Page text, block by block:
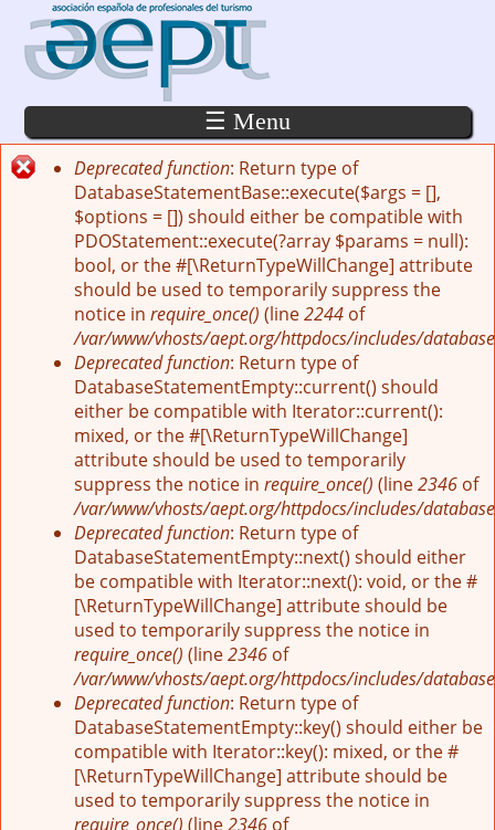
Pasar al contenido principal
☰ Menu
Mensaje de error
Deprecated function: Return type of
DatabaseStatementBase::execute($args = [],
$options = []) should either be compatible with
PDOStatement::execute(?array $params = null):
bool, or the #[\ReturnTypeWillChange] attribute
should be used to temporarily suppress the
notice in require_once() (line2244 of
/var/www/vhosts/aept.org/httpdocs/includes/
Deprecated function: Return type of
DatabaseStatementEmpty::current() should
either be compatible with Iterator::current():
mixed, or the #[\ReturnTypeWillChange]
attribute should be used to temporarily
suppress the notice in require_once() (line2346 of
/var/www/vhosts/aept.org/httpdocs/includes/
Deprecated function: Return type of
DatabaseStatementEmpty::next() should either
be compatible with Iterator::next(): void, or the #
[\ReturnTypeWillChange] attribute should be
used to temporarily suppress the notice in
require_once() (line2346 of
/var/www/vhosts/aept.org/httpdocs/includes/
Deprecated function: Return type of
DatabaseStatementEmpty::key() should either be
compatible with Iterator::key(): mixed, or the #
[\ReturnTypeWillChange] attribute should be
used to temporarily suppress the notice in
require_once() (line2346 of